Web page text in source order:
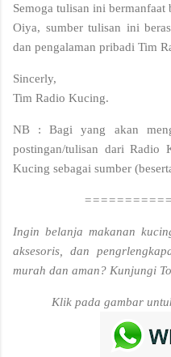
Semoga tulisan ini bermanfaat
Oiya, sumber tulisan ini
dan pengalaman pribadi Tim
Sincerly,
Tim Radio Kucing.
NB : Bagi yang akan
postingan/tulisan dari Radio
Kucing sebagai sumber
Ingin belanja makanan
aksesoris, dan
murah dan aman? Kunjungi
Klik pada gambar